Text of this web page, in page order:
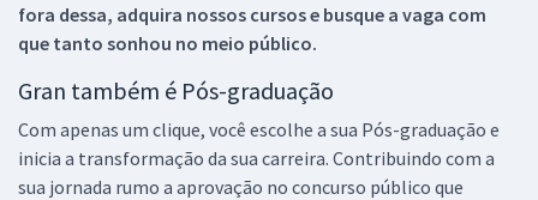
fora dessa, adquira nossos cursos e busque a vaga com
que tanto sonhou no meio público.
Gran também é Pós-graduação
Com apenas um clique, você escolhe a sua Pós-graduação e
inicia a transformação da sua carreira. Contribuindo com a
sua jornada rumo a aprovação no concurso público que